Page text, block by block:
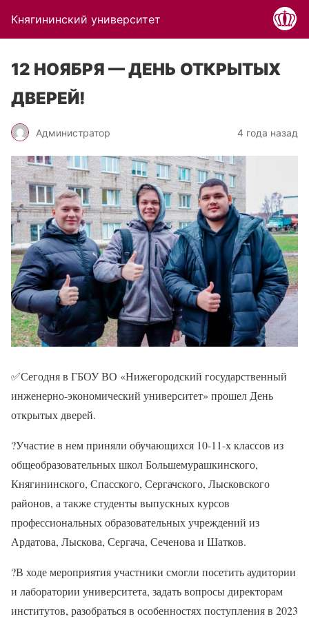
Княгининский университет
12 НОЯБРЯ — ДЕНЬ ОТКРЫТЫХ
ДВЕРЕЙ!
Администратор 4 года назад
✅Сегодня в ГБОУ ВО «Нижегородский государственный
инженерно-экономический университет» прошел День
открытых дверей.
?Участие в нем приняли обучающихся 10-11-х классов из
общеобразовательных школ Большемурашкинского,
Княгининского, Спасского, Сергачского, Лысковского
районов, а также студенты выпускных курсов
профессиональных образовательных учреждений из
Ардатова, Лыскова, Сергача, Сеченова и Шатков.
?В ходе мероприятия участники смогли посетить аудитории
и лаборатории университета, задать вопросы директорам
институтов, разобраться в особенностях поступления в 2023